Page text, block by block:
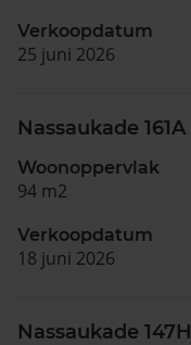
Verkoopdatum
25 juni 2026
Nassaukade 161A
Woonoppervlak
94 m2
Verkoopdatum
18 juni 2026
Nassaukade 147H